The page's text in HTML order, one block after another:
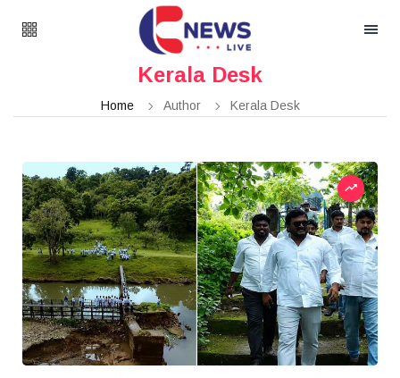
Kerala Desk
Home Author Kerala Desk